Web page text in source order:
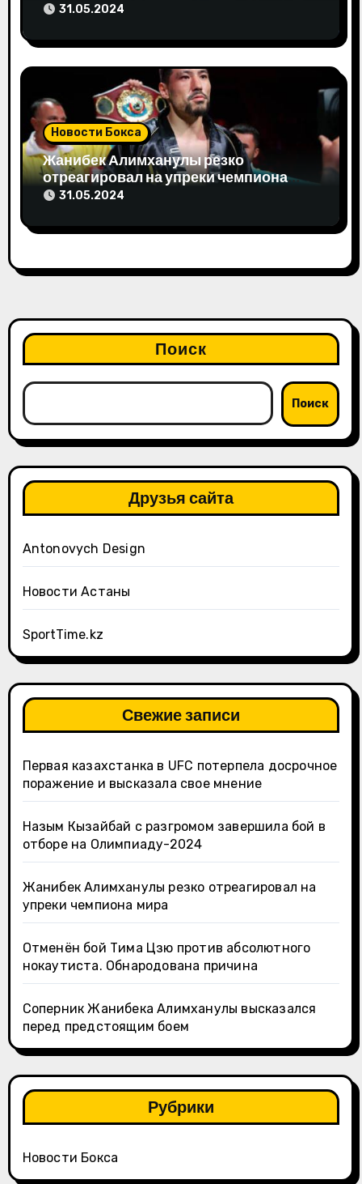
Олимпиаду-2024
31.05.2024
Новости Бокса
Жанибек Алимханулы резко
отреагировал на упреки чемпиона
мира
31.05.2024
Поиск
Поиск
Друзья сайта
Antonovych Design
Новости Астаны
SportTime.kz
Свежие записи
Первая казахстанка в UFC потерпела досрочное
поражение и высказала свое мнение
Назым Кызайбай с разгромом завершила бой в
отборе на Олимпиаду-2024
Жанибек Алимханулы резко отреагировал на
упреки чемпиона мира
Отменён бой Тима Цзю против абсолютного
нокаутиста. Обнародована причина
Соперник Жанибека Алимханулы высказался
перед предстоящим боем
Рубрики
Новости Бокса